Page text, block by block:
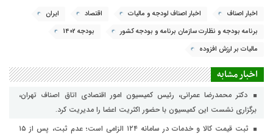
اخبار اصناف اخبار اصناف لودجه و مالیات اقتصاد
ایران
برنامه بودجه و نظارت سازمان برنامه و بودجه کشور
بودجه 1402
مالیات بر ارزش افزوده
اخبار مشابه
دکتر محمدرضا عمرانی، رئیس کمیسیون امور اقتصادی اتاق اصناف تهران،
برگزاری نشست این کمیسیون با حضور اکثریت اعضا را مدیریت کرد.
ثبت قیمت کالا و خدمات در سامانه ۱۲۴ الزامی است؛ عدم ثبت، پس از ۱۵